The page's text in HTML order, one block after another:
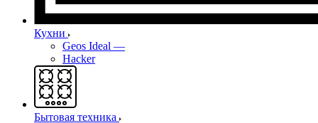
Кухни
Geos Ideal —
Hacker
Бытовая техника